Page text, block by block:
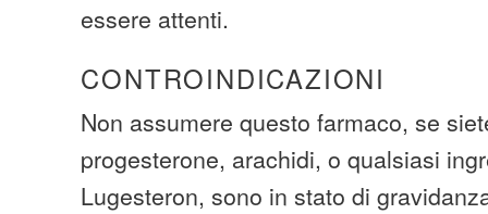
essere attenti.
CONTROINDICAZIONI
Non assumere questo farmaco, se
progesterone, arachidi, o qualsiasi
Lugesteron, sono in stato di